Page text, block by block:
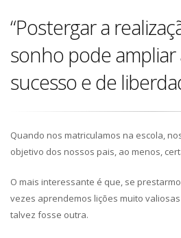
“Postergar a
sonho pode ampliar
sucesso e de
Quando nos matriculamos na escola,
objetivo dos nossos pais, ao menos,
O mais interessante é que, se
vezes aprendemos lições muito
talvez fosse outra.